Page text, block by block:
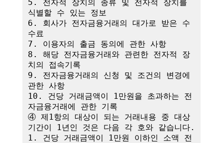
5. 전자적 장치의 종류 및 전자적 장치를
식별할 수 있는 정보
6. 회사가 전자금융거래의 대가로 받은 수
수료
7. 이용자의 출금 동의에 관한 사항
8. 해당 전자금융거래와 관련한 전자적 장
치의 접속기록
9. 전자금융거래의 신청 및 조건의 변경에
관한 사항
10. 건당 거래금액이 1만원을 초과하는 전
자금융거래에 관한 기록
④ 제1항의 대상이 되는 거래내용 중 대상
기간이 1년인 것은 다음 각 호와 같습니다.
1. 건당 거래금액이 1만원 이하인 소액 전